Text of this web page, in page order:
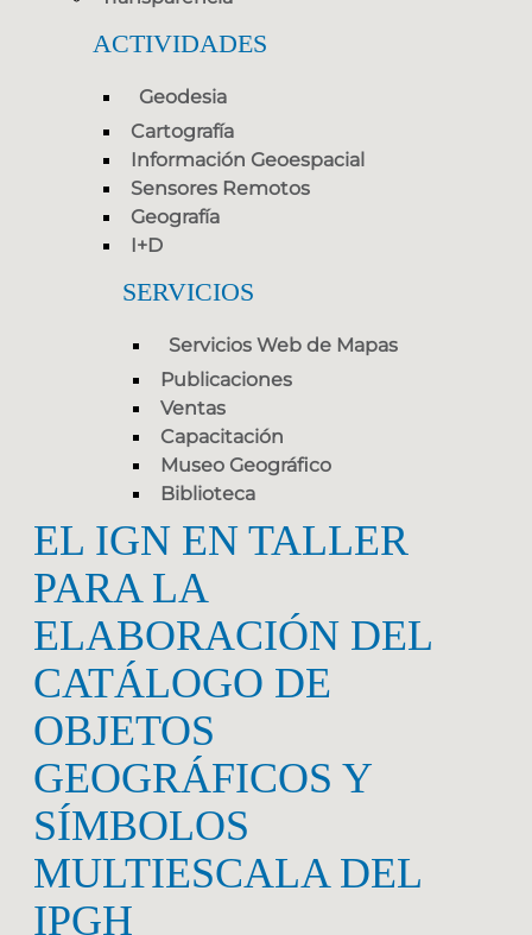
ACTIVIDADES
Geodesia
Cartografía
Información Geoespacial
Sensores Remotos
Geografía
I+D
SERVICIOS
Servicios Web de Mapas
Publicaciones
Ventas
Capacitación
Museo Geográfico
Biblioteca
EL IGN EN TALLER
PARA LA
ELABORACIÓN DEL
CATÁLOGO DE
OBJETOS
GEOGRÁFICOS Y
SÍMBOLOS
MULTIESCALA DEL
IPGH